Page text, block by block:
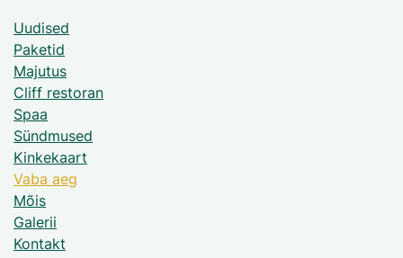
Uudised
Paketid
Majutus
Cliff restoran
Spaa
Sündmused
Kinkekaart
Vaba aeg
Mõis
Galerii
Kontakt